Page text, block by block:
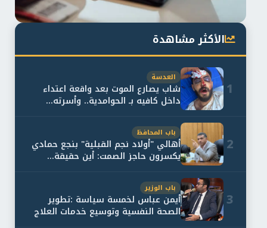
الأكثر مشاهدة
1
العدسة
شاب يصارع الموت بعد واقعة اعتداء
داخل كافيه بـ الحوامدية.. وأسرته...
2
باب المحافظ
أهالي "أولاد نجم القبلية" بنجع حمادي
يكسرون حاجز الصمت: أين حقيقة...
3
باب الوزير
أيمن عباس لخمسة سياسة :تطوير
الصحة النفسية وتوسيع خدمات العلاج